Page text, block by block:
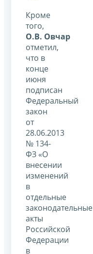
Кроме
того,
О.В. Овчар
отметил,
что в
конце
июня
подписан
Федеральный
закон
от
28.06.2013
№ 134-
ФЗ «О
внесении
изменений
в
отдельные
законодательные
акты
Российской
Федерации
в